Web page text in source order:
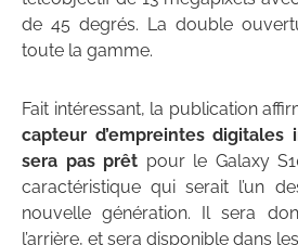
de 45 degrés. La double
toute la gamme.
Fait intéressant, la publication
capteur d’empreintes digitales
sera pas prêt pour le Galaxy
caractéristique qui serait l’un
nouvelle génération. Il sera
l’arrière, et sera disponible dans